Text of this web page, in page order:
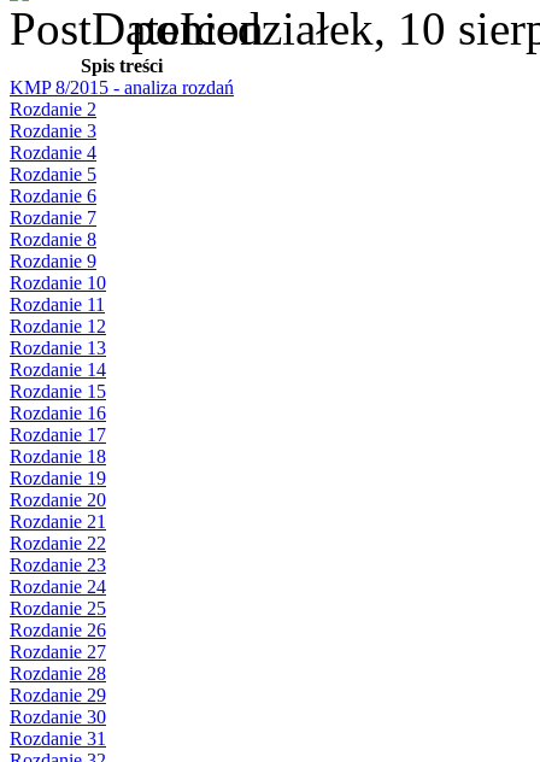
poniedziałek, 10
Spis treści
KMP 8/2015 - analiza rozdań
Rozdanie 2
Rozdanie 3
Rozdanie 4
Rozdanie 5
Rozdanie 6
Rozdanie 7
Rozdanie 8
Rozdanie 9
Rozdanie 10
Rozdanie 11
Rozdanie 12
Rozdanie 13
Rozdanie 14
Rozdanie 15
Rozdanie 16
Rozdanie 17
Rozdanie 18
Rozdanie 19
Rozdanie 20
Rozdanie 21
Rozdanie 22
Rozdanie 23
Rozdanie 24
Rozdanie 25
Rozdanie 26
Rozdanie 27
Rozdanie 28
Rozdanie 29
Rozdanie 30
Rozdanie 31